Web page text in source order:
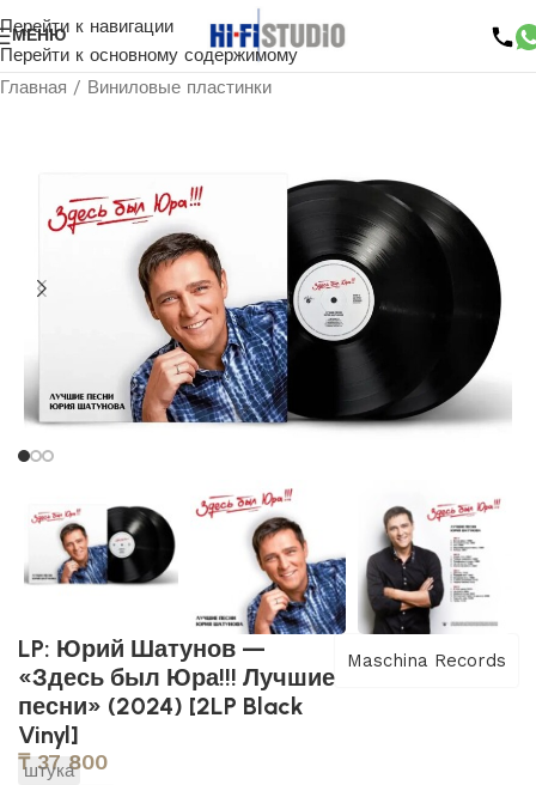
Перейти к навигации
Перейти к основному содержимому
МЕНЮ
Главная / Виниловые пластинки
LP: Юрий Шатунов —
«Здесь был Юра!!! Лучшие
песни» (2024) [2LP Black
Vinyl]
Maschina Records
₸37 800
штука